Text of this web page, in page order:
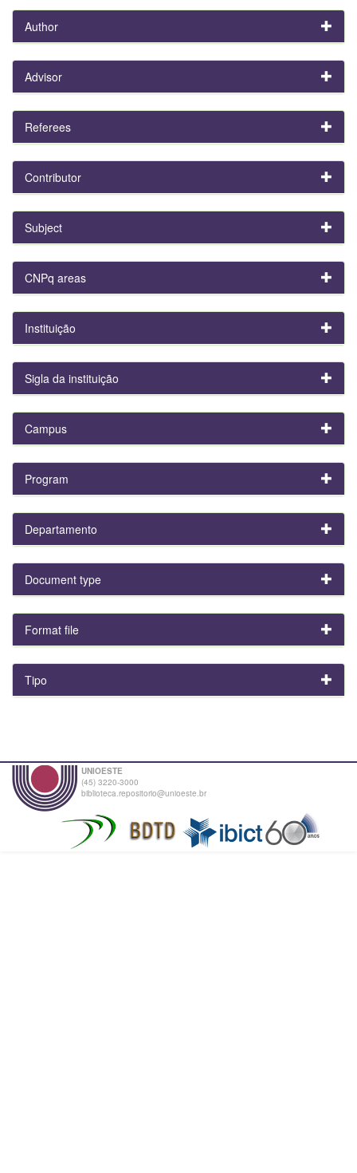
Author
Advisor
Referees
Contributor
Subject
CNPq areas
Instituição
Sigla da instituição
Campus
Program
Departamento
Document type
Format file
Tipo
UNIOESTE
(45) 3220-3000
biblioteca.repositorio@unioeste.br